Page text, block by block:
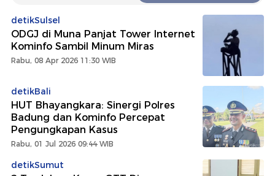
Promoted
Terakhir yang dicari
detikSulsel
ODGJ di Muna Panjat Tower Internet
Kominfo Sambil Minum Miras
Rabu, 08 Apr 2026 11:30 WIB
detikBali
HUT Bhayangkara: Sinergi Polres
Badung dan Kominfo Percepat
Pengungkapan Kasus
Rabu, 01 Jul 2026 09:44 WIB
detikSumut